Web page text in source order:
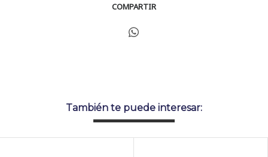
COMPARTIR
También te puede interesar: